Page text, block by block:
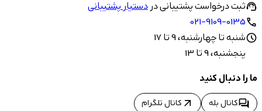
support_agentثبت درخواست پشتیبانی دردستیار پشتیبانی
call
021-9109-0135
scheduleشنبه تا چهارشنبه، 9 تا 17
پنجشنبه، 9 تا 13
ما را دنبال کنید
forumکانال بله arrow_outward کانال تلگرام